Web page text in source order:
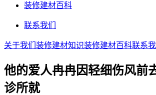
装修建材百科
联系我们
关于我们 装修建材知识装修建材百科联系我
他的爱人冉冉因轻细伤风前
诊所就